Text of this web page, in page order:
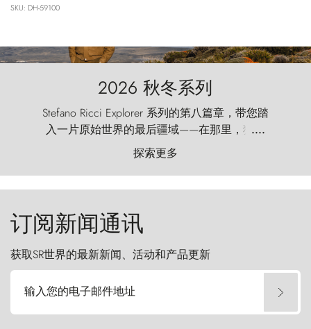
SKU: DH-59100
2026 秋冬系列
Stefano Ricci Explorer 系列的第八篇章，带您踏
入一片原始世界的最后疆域——在那里，狂风
以远古的怒号雕琢着自然，而百内塔（Torres
del Paine）则宛如石砌的哨兵，傲然向苍穹发
起挑战。
....
探索更多
订阅新闻通讯
获取SR世界的最新新闻、活动和产品更新
输入您的电子邮件地址